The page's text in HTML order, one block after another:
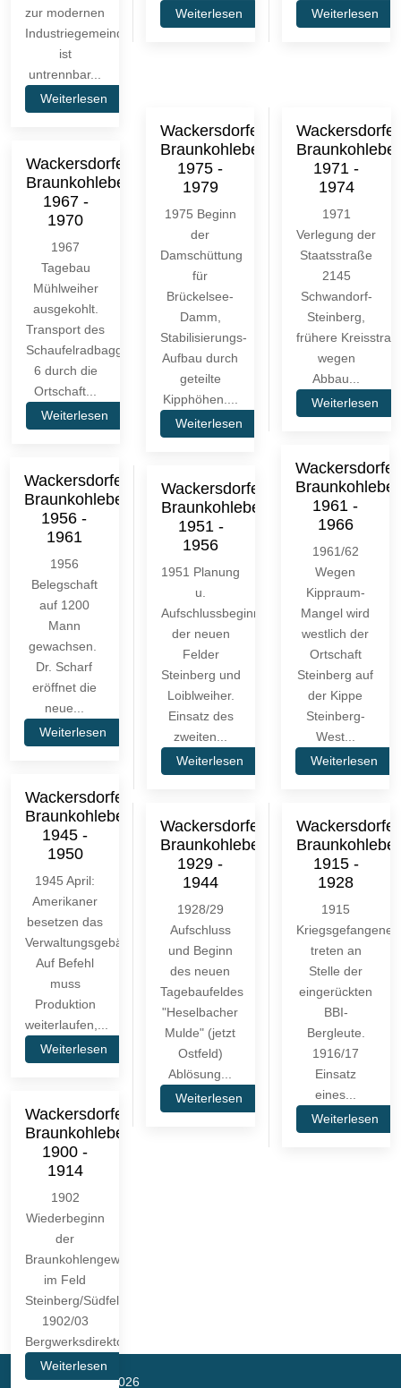
zur modernen
Industriegemeinde
ist
untrennbar...
Weiterlesen
Weiterlesen
Weiterlesen
Wackersdorfer
Braunkohlebergbau
1975 -
1979
1975 Beginn
der
Damschüttung
für
Brückelsee-
Damm,
Stabilisierungs-
Aufbau durch
geteilte
Kipphöhen....
Weiterlesen
Wackersdorfer
1971 -
1974
1971
Verlegung der
Staatsstraße
2145
Schwandorf-
Steinberg,
frühere
wegen
Abbau...
Weiterlesen
Wackersdorfer
Braunkohlebergbau
1967 -
1970
1967
Tagebau
Mühlweiher
ausgekohlt.
Transport des
Schaufelradbaggerers
6 durch die
Ortschaft...
Weiterlesen
Wackersdorfer
1961 -
1966
1961/62
Wegen
Kippraum-
Mangel wird
westlich der
Ortschaft
Steinberg auf
der Kippe
Steinberg-
West...
Weiterlesen
Wackersdorfer
Braunkohlebergbau
1956 -
1961
1956
Belegschaft
auf 1200
Mann
gewachsen.
Dr. Scharf
eröffnet die
neue...
Weiterlesen
Wackersdorfer
Braunkohlebergbau
1951 -
1956
1951 Planung
u.
Aufschlussbeginn
der neuen
Felder
Steinberg und
Loiblweiher.
Einsatz des
zweiten...
Weiterlesen
Wackersdorfer
Braunkohlebergbau
1945 -
1950
1945 April:
Amerikaner
besetzen das
Verwaltungsgebäude.
Auf Befehl
muss
Produktion
weiterlaufen,...
Weiterlesen
Wackersdorfer
Braunkohlebergbau
1929 -
1944
1928/29
Aufschluss
und Beginn
des neuen
Tagebaufeldes
"Heselbacher
Mulde" (jetzt
Ostfeld)
Ablösung...
Weiterlesen
Wackersdorfer
1915 -
1928
1915
Kriegsgefangene
treten an
Stelle der
eingerückten
BBI-
Bergleute.
1916/17
Einsatz
eines...
Weiterlesen
Wackersdorfer
Braunkohlebergbau
1900 -
1914
1902
Wiederbeginn
der
Braunkohlengewinnung
im Feld
Steinberg/Südfeld.
1902/03
Bergwerksdirektor...
Weiterlesen
© Georg Tropper 2026